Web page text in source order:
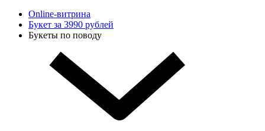
Online-витрина
Букет за 3990 рублей
Букеты по поводу